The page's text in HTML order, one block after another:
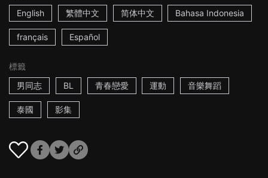
English
繁體中文 简体中文 Bahasa Indonesia
français Español
標籤
男同志
BL 青春戀愛 運動 音樂舞蹈
泰國 影集